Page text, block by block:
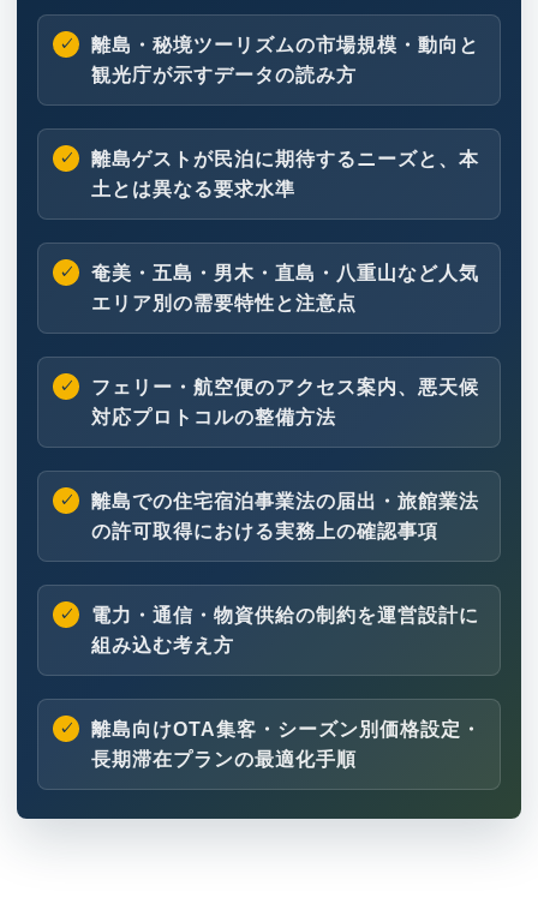
離島・秘境ツーリズムの市場規模・動向と
観光庁が示すデータの読み方
離島ゲストが民泊に期待するニーズと、本
土とは異なる要求水準
奄美・五島・男木・直島・八重山など人気
エリア別の需要特性と注意点
フェリー・航空便のアクセス案内、悪天候
対応プロトコルの整備方法
離島での住宅宿泊事業法の届出・旅館業法
の許可取得における実務上の確認事項
電力・通信・物資供給の制約を運営設計に
組み込む考え方
離島向けOTA集客・シーズン別価格設定・
長期滞在プランの最適化手順